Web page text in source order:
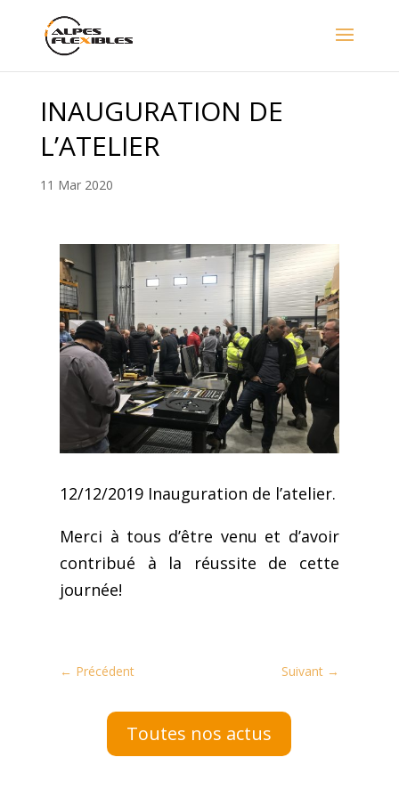
INAUGURATION DE
L’ATELIER
11 Mar 2020
12/12/2019 Inauguration de l’atelier.
Merci à tous d’être venu et d’avoir
contribué à la réussite de cette
journée!
← Précédent Suivant→
Toutes nos actus